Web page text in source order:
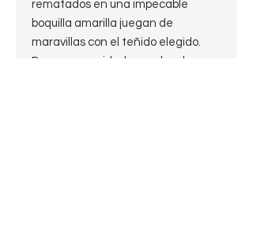
rematados en una impecable
boquilla amarilla juegan de
maravillas con el teñido elegido.
Buena capacidad, paredes de gran